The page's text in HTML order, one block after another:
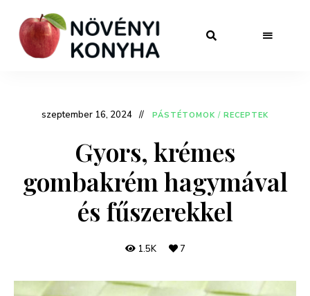
szeptember 16, 2024 PÁSTÉTOMOK / RECEPTEK
Gyors, krémes
gombakrém hagymával
és fűszerekkel
1.5K 7